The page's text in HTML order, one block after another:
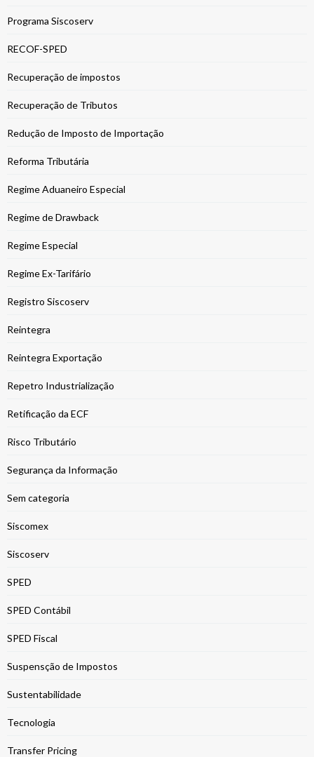
Programa Siscoserv
RECOF-SPED
Recuperação de impostos
Recuperação de Tributos
Redução de Imposto de Importação
Reforma Tributária
Regime Aduaneiro Especial
Regime de Drawback
Regime Especial
Regime Ex-Tarifário
Registro Siscoserv
Reintegra
Reintegra Exportação
Repetro Industrialização
Retificação da ECF
Risco Tributário
Segurança da Informação
Sem categoria
Siscomex
Siscoserv
SPED
SPED Contábil
SPED Fiscal
Suspensção de Impostos
Sustentabilidade
Tecnologia
Transfer Pricing